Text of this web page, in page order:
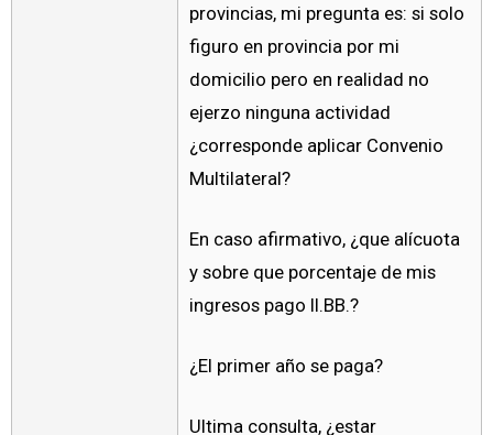
provincias, mi pregunta es: si solo
figuro en provincia por mi
domicilio pero en realidad no
ejerzo ninguna actividad
¿corresponde aplicar Convenio
Multilateral?
En caso afirmativo, ¿que alícuota
y sobre que porcentaje de mis
ingresos pago II.BB.?
¿El primer año se paga?
Ultima consulta, ¿estar